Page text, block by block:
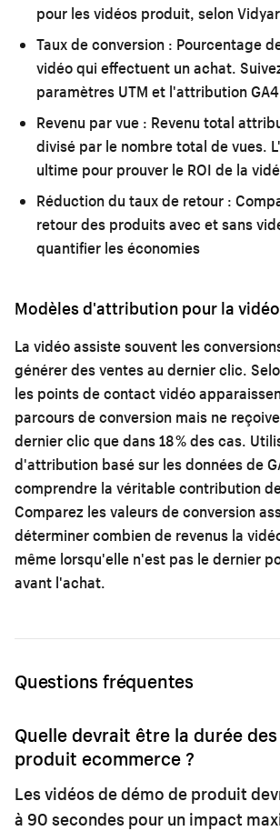
pour les vidéos produit, selon
Taux de conversion : Pourcentage
vidéo qui effectuent un achat.
paramètres UTM et l'attribution GA4
Revenu par vue : Revenu total
divisé par le nombre total de vues.
ultime pour prouver le ROI de la
Réduction du taux de retour :
retour des produits avec et sans
quantifier les économies
Modèles d'attribution pour la vidéo
La vidéo assiste souvent les
générer des ventes au dernier clic.
les points de contact vidéo
parcours de conversion mais ne
dernier clic que dans 18 % des cas.
d'attribution basé sur les données de
comprendre la véritable contribution
Comparez les valeurs de conversion
déterminer combien de revenus la
même lorsqu'elle n'est pas le dernier
avant l'achat.
Questions fréquentes
Quelle devrait être la durée
produit ecommerce ?
Les vidéos de démo de produit
à 90 secondes pour un impact